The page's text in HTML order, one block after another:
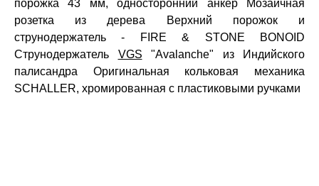
порожка 43 мм, односторонний анкер Мозаичная
розетка из дерева Верхний порожок и
струнодержатель - FIRE & STONE BONOID
Струнодержатель VGS "Avalanche" из Индийского
палисандра Оригинальная кольковая механика
SCHALLER, хромированная с пластиковыми ручками